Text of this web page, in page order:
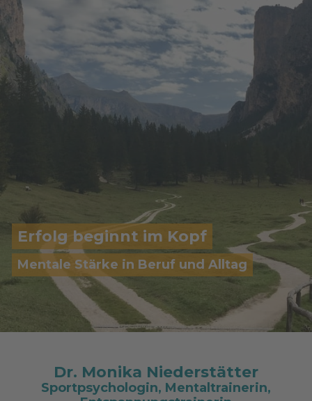
Erfolg beginnt im Kopf
Mentale Stärke in Beruf und Alltag
Dr. Monika Niederstätter
Sportpsychologin, Mentaltrainerin,